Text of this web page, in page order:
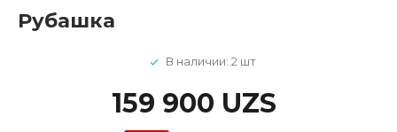
Рубашка
В наличии: 2 шт
159 900 UZS